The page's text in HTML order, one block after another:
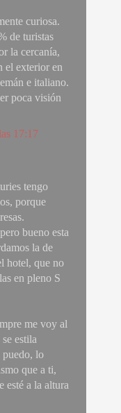
curiosa.
de turistas
la cercanía,
el exterior en
e italiano.
poca visión
17:17
tengo
porque
bueno esta
la de
hotel, que no
en pleno S
me voy al
estila
puedo, lo
que a ti,
esté a la altura